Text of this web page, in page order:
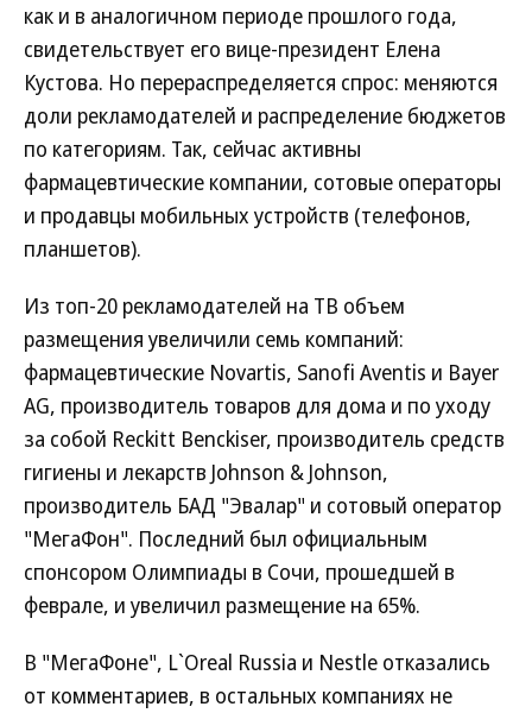
как и в аналогичном периоде прошлого года,
свидетельствует его вице-президент Елена
Кустова. Но перераспределяется спрос: меняются
доли рекламодателей и распределение бюджетов
по категориям. Так, сейчас активны
фармацевтические компании, сотовые операторы
и продавцы мобильных устройств (телефонов,
планшетов).
Из топ-20 рекламодателей на ТВ объем
размещения увеличили семь компаний:
фармацевтические Novartis, Sanofi Aventis и Bayer
AG, производитель товаров для дома и по уходу
за собой Reckitt Benckiser, производитель средств
гигиены и лекарств Johnson & Johnson,
производитель БАД "Эвалар" и сотовый оператор
"МегаФон". Последний был официальным
спонсором Олимпиады в Сочи, прошедшей в
феврале, и увеличил размещение на 65%.
В "МегаФоне", L`Oreal Russia и Nestle отказались
от комментариев, в остальных компаниях не